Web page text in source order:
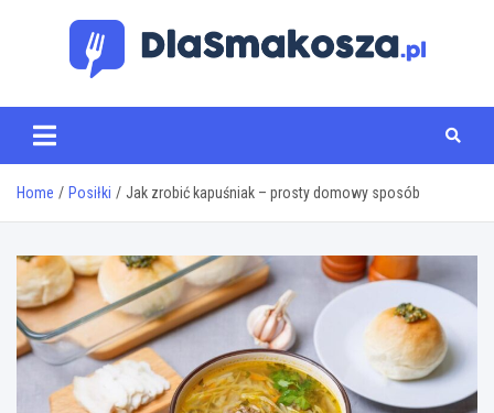
www.dlasmakosza.pl
Home Posiłki Jak zrobić kapuśniak – prosty domowy sposób